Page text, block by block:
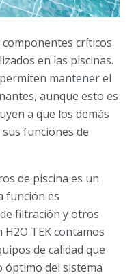
críticos
en las piscinas.
mantener el
aunque esto es
a que los demás
funciones de
de piscina es un
función es
filtración y otros
TEK contamos
de calidad que
del sistema